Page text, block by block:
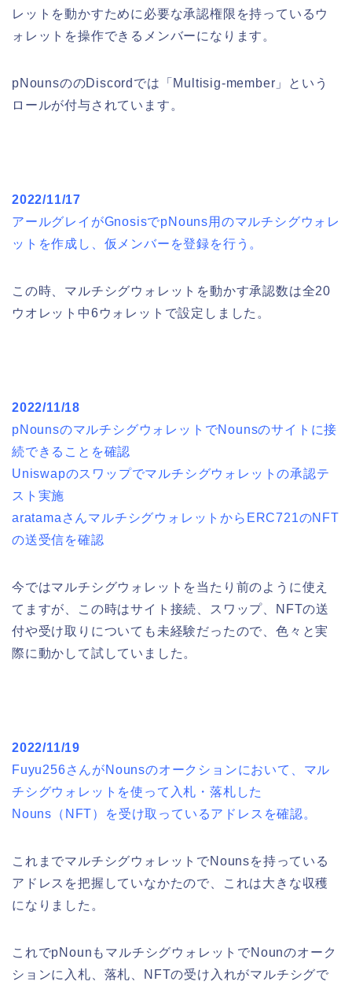
レットを動かすために必要な承認権限を持っているウ
ォレットを操作できるメンバーになります。
pNounsののDiscordでは「Multisig-member」という
ロールが付与されています。
2022/11/17
アールグレイがGnosisでpNouns用のマルチシグウォレ
ットを作成し、仮メンバーを登録を行う。
この時、マルチシグウォレットを動かす承認数は全20
ウオレット中6ウォレットで設定しました。
2022/11/18
pNounsのマルチシグウォレットでNounsのサイトに接
続できることを確認
Uniswapのスワップでマルチシグウォレットの承認テ
スト実施
aratamaさんマルチシグウォレットからERC721のNFT
の送受信を確認
今ではマルチシグウォレットを当たり前のように使え
てますが、この時はサイト接続、スワップ、NFTの送
付や受け取りについても未経験だったので、色々と実
際に動かして試していました。
2022/11/19
Fuyu256さんがNounsのオークションにおいて、マル
チシグウォレットを使って入札・落札した
Nouns（NFT）を受け取っているアドレスを確認。
これまでマルチシグウォレットでNounsを持っている
アドレスを把握していなかたので、これは大きな収穫
になりました。
これでpNounもマルチシグウォレットでNounのオーク
ションに入札、落札、NFTの受け入れがマルチシグで